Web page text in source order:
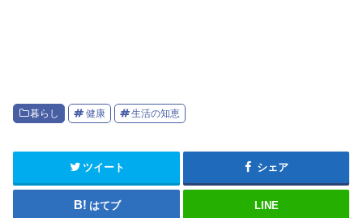
暮らし 健康 生活の知恵
ツイート シェア
はてブ LINE